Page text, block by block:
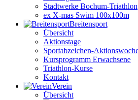
Stadtwerke Bochum-Triathlon
ex X-mas Swim 100x100m
Breiten­sport
Übersicht
Aktionstage
Sportabzeichen-
Kursprogramm Erwachsene
Triathlon-Kurse
Kontakt
Verein
Übersicht